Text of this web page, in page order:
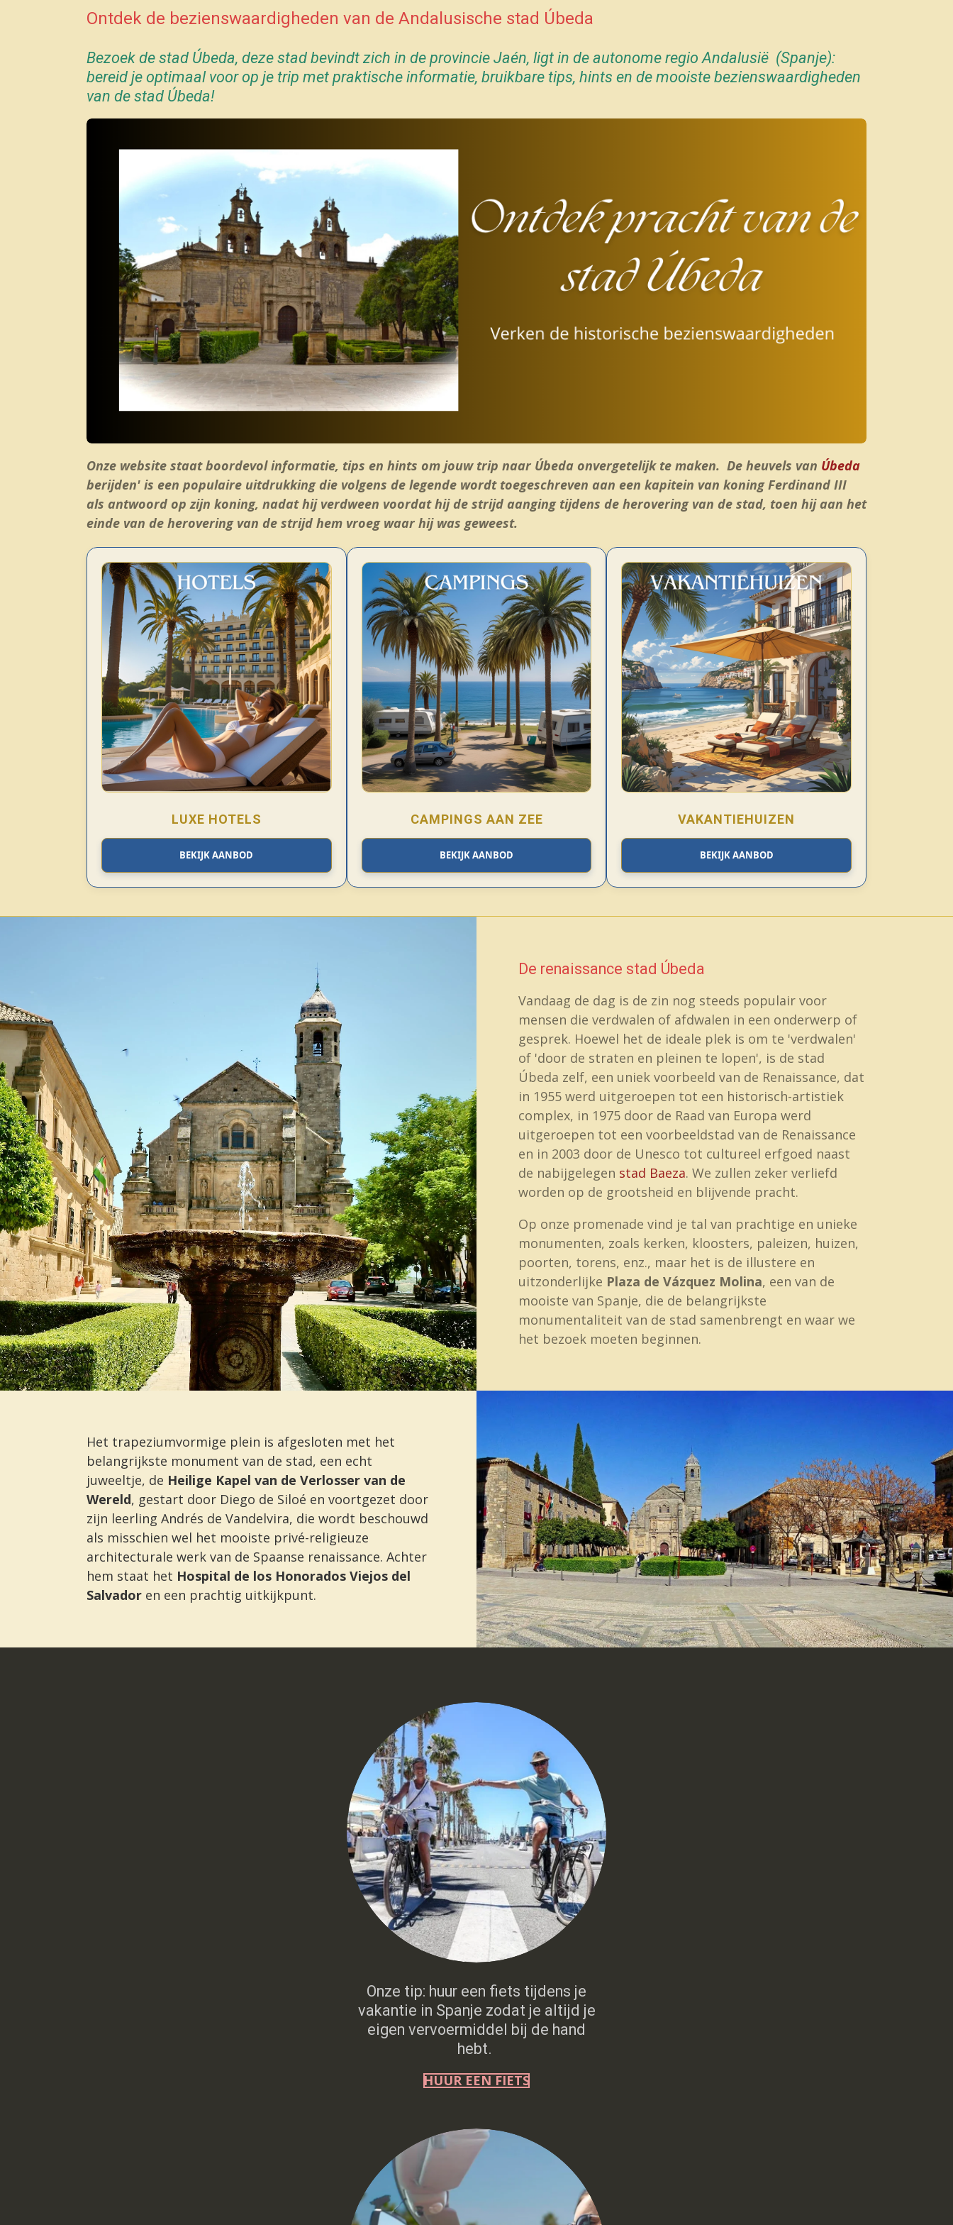
Ontdek de bezienswaardigheden van de Andalusische stad Úbeda
Bezoek de stad Úbeda, deze stad bevindt zich in de provincie Jaén, ligt in de autonome regio Andalusië (Spanje):
bereid je optimaal voor op je trip met praktische informatie, bruikbare tips, hints en de mooiste bezienswaardigheden
van de stad Úbeda!
Onze website staat boordevol informatie, tips en hints om jouw trip naar Úbeda onvergetelijk te maken. De heuvels van Úbeda
berijden' is een populaire uitdrukking die volgens de legende wordt toegeschreven aan een kapitein van koning Ferdinand III
als antwoord op zijn koning, nadat hij verdween voordat hij de strijd aanging tijdens de herovering van de stad, toen hij aan het
einde van de herovering van de strijd hem vroeg waar hij was geweest.
LUXE HOTELS
BEKIJK AANBOD
CAMPINGS AAN ZEE
BEKIJK AANBOD
VAKANTIEHUIZEN
BEKIJK AANBOD
De renaissance stad Úbeda
Vandaag de dag is de zin nog steeds populair voor
mensen die verdwalen of afdwalen in een onderwerp of
gesprek. Hoewel het de ideale plek is om te 'verdwalen'
of 'door de straten en pleinen te lopen', is de stad
Úbeda zelf, een uniek voorbeeld van de Renaissance, dat
in 1955 werd uitgeroepen tot een historisch-artistiek
complex, in 1975 door de Raad van Europa werd
uitgeroepen tot een voorbeeldstad van de Renaissance
en in 2003 door de Unesco tot cultureel erfgoed naast
de nabijgelegen stad Baeza. We zullen zeker verliefd
worden op de grootsheid en blijvende pracht.
Op onze promenade vind je tal van prachtige en unieke
monumenten, zoals kerken, kloosters, paleizen, huizen,
poorten, torens, enz., maar het is de illustere en
uitzonderlijke Plaza de Vázquez Molina, een van de
mooiste van Spanje, die de belangrijkste
monumentaliteit van de stad samenbrengt en waar we
het bezoek moeten beginnen.
Het trapeziumvormige plein is afgesloten met het
belangrijkste monument van de stad, een echt
juweeltje, de Heilige Kapel van de Verlosser van de
Wereld, gestart door Diego de Siloé en voortgezet door
zijn leerling Andrés de Vandelvira, die wordt beschouwd
als misschien wel het mooiste privé-religieuze
architecturale werk van de Spaanse renaissance. Achter
hem staat het Hospital de los Honorados Viejos del
Salvador en een prachtig uitkijkpunt.
Onze tip: huur een fiets tijdens je
vakantie in Spanje zodat je altijd je
eigen vervoermiddel bij de hand
hebt.
HUUR EEN FIETS